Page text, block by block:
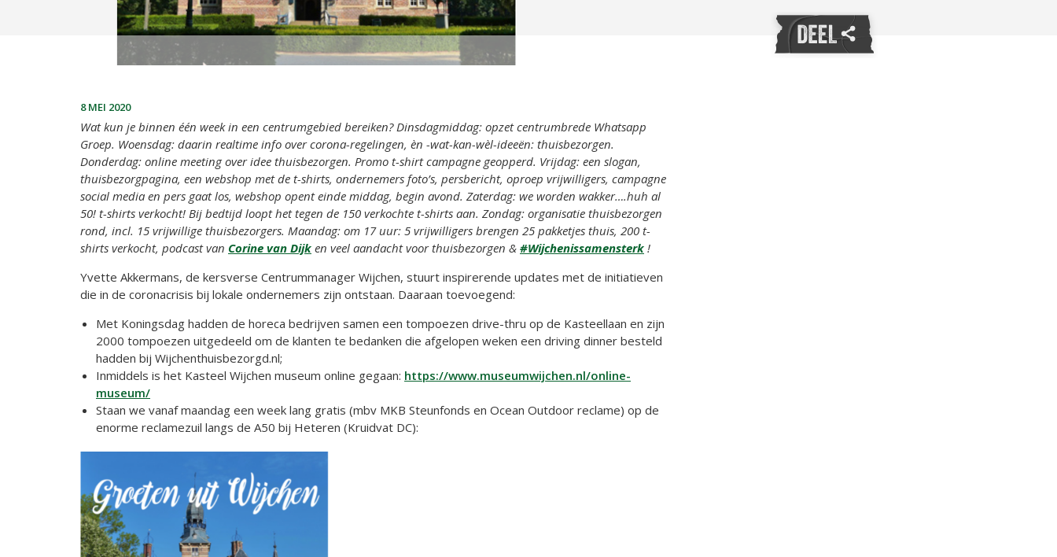
8 MEI 2020
Wat kun je binnen één week in een centrumgebied bereiken? Dinsdagmiddag: opzet centrumbrede Whatsapp
Groep. Woensdag: daarin realtime info over corona-regelingen, èn -wat-kan-wèl-ideeën: thuisbezorgen.
Donderdag: online meeting over idee thuisbezorgen. Promo t-shirt campagne geopperd. Vrijdag: een slogan,
thuisbezorgpagina, een webshop met de t-shirts, ondernemers foto’s, persbericht, oproep vrijwilligers, campagne
social media en pers gaat los, webshop opent einde middag, begin avond. Zaterdag: we worden wakker….huh al
50! t-shirts verkocht! Bij bedtijd loopt het tegen de 150 verkochte t-shirts aan. Zondag: organisatie thuisbezorgen
rond, incl. 15 vrijwillige thuisbezorgers. Maandag: om 17 uur: 5 vrijwilligers brengen 25 pakketjes thuis, 200 t-
shirts verkocht, podcast van Corine van Dijk en veel aandacht voor thuisbezorgen & #Wijchenissamensterk !
Yvette Akkermans, de kersverse Centrummanager Wijchen, stuurt inspirerende updates met de initiatieven
die in de coronacrisis bij lokale ondernemers zijn ontstaan. Daaraan toevoegend:
Met Koningsdag hadden de horeca bedrijven samen een tompoezen drive-thru op de Kasteellaan en zijn
2000 tompoezen uitgedeeld om de klanten te bedanken die afgelopen weken een driving dinner besteld
hadden bij Wijchenthuisbezorgd.nl;
Inmiddels is het Kasteel Wijchen museum online gegaan: https://www.museumwijchen.nl/online-
museum/
Staan we vanaf maandag een week lang gratis (mbv MKB Steunfonds en Ocean Outdoor reclame) op de
enorme reclamezuil langs de A50 bij Heteren (Kruidvat DC):